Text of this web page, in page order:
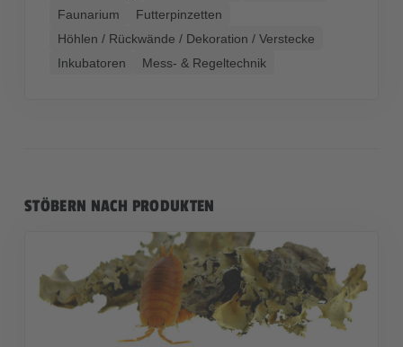
Faunarium
Futterpinzetten
Höhlen / Rückwände / Dekoration / Verstecke
Inkubatoren
Mess- & Regeltechnik
STÖBERN NACH PRODUKTEN